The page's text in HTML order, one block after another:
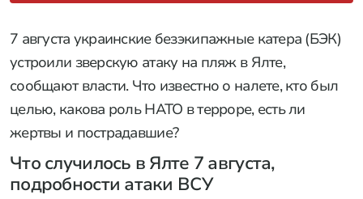
7 августа украинские безэкипажные катера (БЭК)
устроили зверскую атаку на пляж в Ялте,
сообщают власти. Что известно о налете, кто был
целью, какова роль НАТО в терроре, есть ли
жертвы и пострадавшие?
Что случилось в Ялте 7 августа,
подробности атаки ВСУ